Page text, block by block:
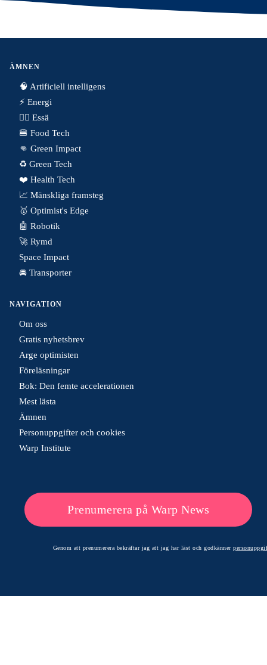
ÄMNEN
🧠 Artificiell intelligens
⚡️ Energi
✍🏼 Essä
🍔 Food Tech
👊 Green Impact
♻️ Green Tech
❤️ Health Tech
📈 Mänskliga framsteg
🥇 Optimist's Edge
🤖 Robotik
🚀 Rymd
Space Impact
🚘 Transporter
NAVIGATION
Om oss
Gratis nyhetsbrev
Arge optimisten
Föreläsningar
Bok: Den femte accelerationen
Mest lästa
Ämnen
Personuppgifter och cookies
Warp Institute
Prenumerera på Warp News
Genom att prenumerera bekräftar jag att jag har läst och godkänner